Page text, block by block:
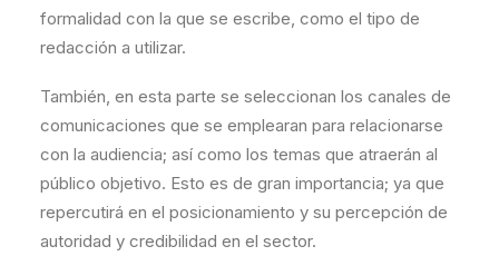
formalidad con la que se escribe, como el tipo de
redacción a utilizar.
También, en esta parte se seleccionan los canales de
comunicaciones que se emplearan para relacionarse
con la audiencia; así como los temas que atraerán al
público objetivo. Esto es de gran importancia; ya que
repercutirá en el posicionamiento y su percepción de
autoridad y credibilidad en el sector.